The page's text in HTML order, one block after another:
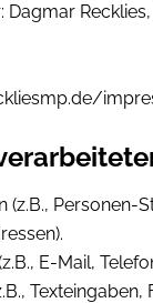
Dagmar Recklies,
(z.B., Personen-
E-Mail,
Texteingaben,